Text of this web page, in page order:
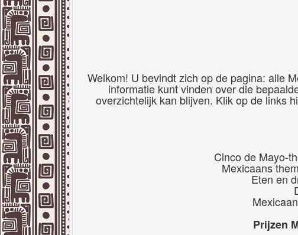
Welkom! U bevindt zich op de pagina: alle
informatie kunt vinden over die
overzichtelijk kan blijven. Klik op de links
Cinco de Mayo-
Mexicaans
Eten en
Prijzen